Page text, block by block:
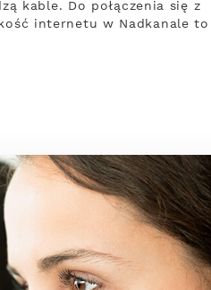
kable. Do połączenia się z
internetu w Nadkanale to